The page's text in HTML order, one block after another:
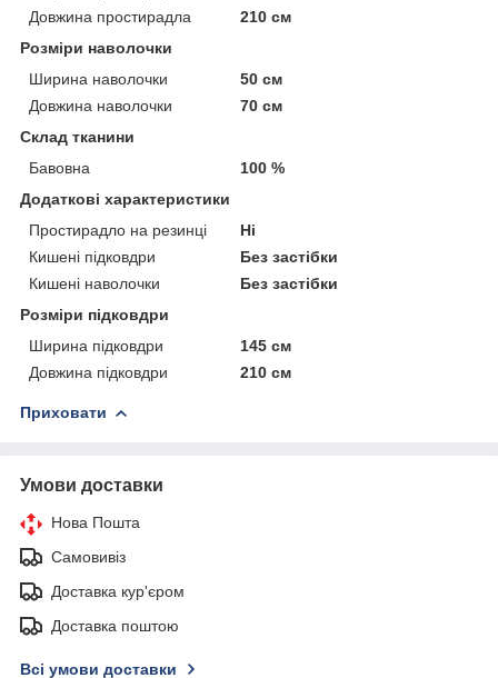
Довжина простирадла
210 см
Розміри наволочки
Ширина наволочки
50 см
Довжина наволочки
70 см
Склад тканини
Бавовна
100 %
Додаткові характеристики
Простирадло на резинці
Ні
Кишені підковдри
Без застібки
Кишені наволочки
Без застібки
Розміри підковдри
Ширина підковдри
145 см
Довжина підковдри
210 см
Приховати
Умови доставки
Нова Пошта
Самовивіз
Доставка кур'єром
Доставка поштою
Всі умови доставки